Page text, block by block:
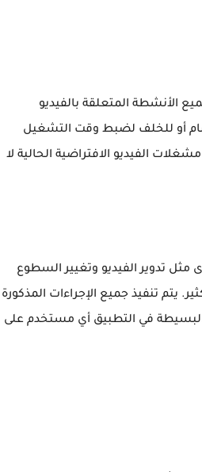
الأنشطة المتعلقة بالفيديو
أو للخلف لضبط وقت التشغيل
الفيديو الافتراضية الحالية لا
مثل تدوير الفيديو وتغيير السطوع
تنفيذ جميع الإجراءات المذكورة
في التطبيق أي مستخدم على